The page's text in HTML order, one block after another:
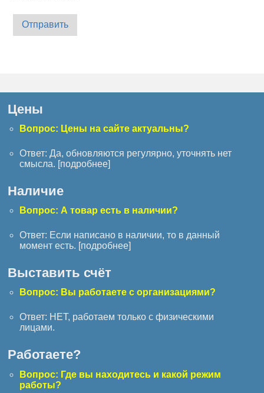
Отправить
Цены
Вопрос: Цены на сайте актуальны?
Ответ: Да, обновляются регулярно, уточнять нет
смысла. [подробнее]
Наличие
Вопрос: А товар есть в наличии?
Ответ: Если написано в наличии, то в данный
момент есть. [подробнее]
Выставить счёт
Вопрос: Вы работаете с организациями?
Ответ: НЕТ, работаем только с физическими
лицами.
Работаете?
Вопрос: Где вы находитесь и какой режим
работы?